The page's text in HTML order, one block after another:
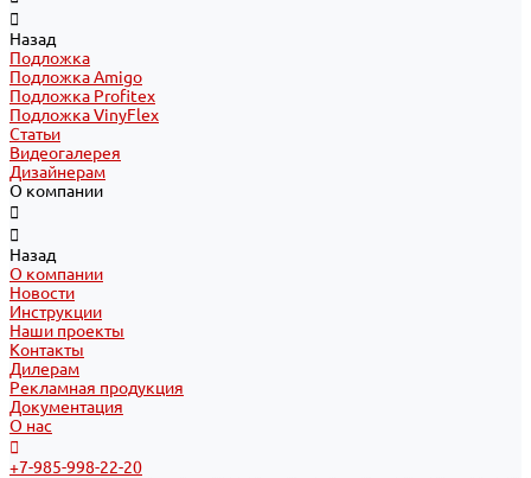
Назад
Подложка
Подложка Amigo
Подложка Profitex
Подложка VinyFlex
Статьи
Видеогалерея
Дизайнерам
О компании
Назад
О компании
Новости
Инструкции
Наши проекты
Контакты
Дилерам
Рекламная продукция
Документация
О нас
+7-985-998-22-20